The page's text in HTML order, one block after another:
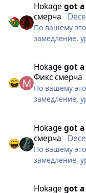
Hokage got
смерча
По вашему
замедление,
ладно бы
так там 7х7
Требую фикса.
Hokage got
Фикс смерча
По вашему
замедление,
ладно бы
так там 7х7
Требую фикса.
Hokage got
смерча
По вашему
замедление,
Hokage got